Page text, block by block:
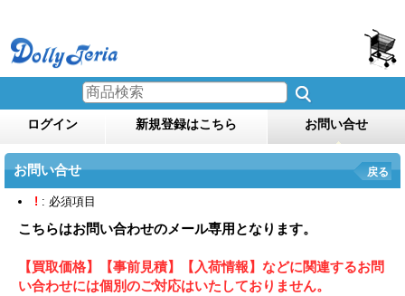
ログイン 新規登録はこちら お問い合せ
お問い合せ 戻る
! : 必須項目
こちらはお問い合わせのメール専用となります。
【買取価格】【事前見積】【入荷情報】などに関連するお問
い合わせには個別のご対応はいたしておりません。